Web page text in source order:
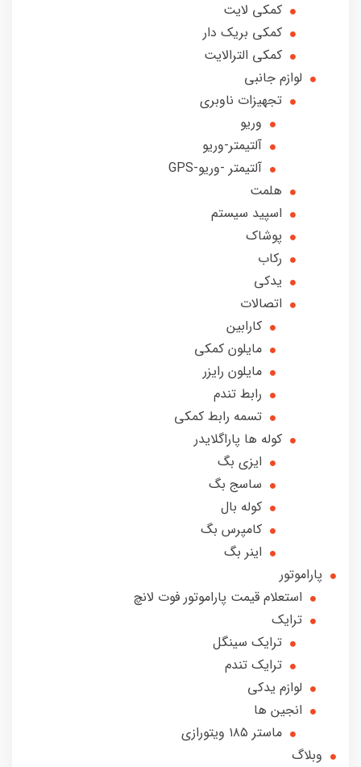
کمکی لایت
کمکی بریک دار
کمکی الترالایت
لوازم جانبی
تجهیزات ناوبری
وریو
آلتیمتر-وریو
آلتیمتر -وریو-GPS
هلمت
اسپید سیستم
پوشاک
رکاب
یدکی
اتصالات
کارابین
مایلون کمکی
مایلون رایزر
رابط تندم
تسمه رابط کمکی
کوله ها پاراگلایدر
ایزی بگ
ساسج بگ
کوله بال
کامپرس بگ
اینر بگ
پاراموتور
استعلام قیمت پاراموتور فوت لانچ
ترایک
ترایک سینگل
ترایک تندم
لوازم یدکی
انجین ها
ماستر ۱۸۵ ویتورازی
وبلاگ